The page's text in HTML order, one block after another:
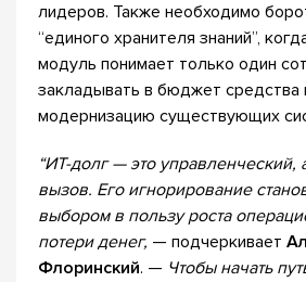
лидеров. Также необходимо
“единого хранителя знаний”,
модуль понимает только один
закладывать в бюджет средства
модернизацию существующих
“ИТ-долг — это управленческий,
вызов. Его игнорирование
выбором в пользу роста
потери денег, — подчеркивает
Флоринский. — Чтобы начать